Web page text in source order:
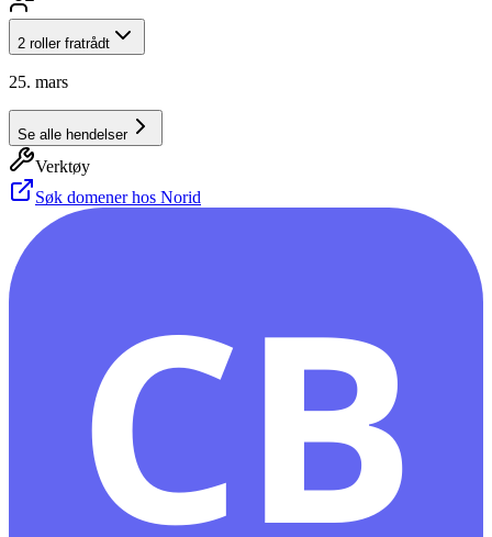
2 roller fratrådt
25. mars
Se alle hendelser
Verktøy
Søk domener hos Norid
CB